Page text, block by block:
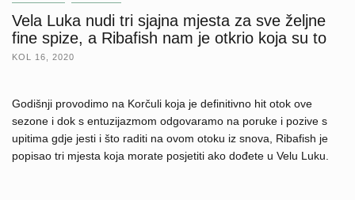
Vela Luka nudi tri sjajna mjesta za sve željne
fine spize, a Ribafish nam je otkrio koja su to
KOL 16, 2020
Godišnji provodimo na Korčuli koja je definitivno hit otok ove
sezone i dok s entuzijazmom odgovaramo na poruke i pozive s
upitima gdje jesti i što raditi na ovom otoku iz snova, Ribafish je
popisao tri mjesta koja morate posjetiti ako dođete u Velu Luku.